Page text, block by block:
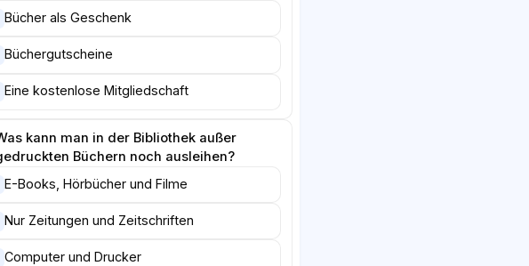
Bücher als Geschenk
Büchergutscheine
Eine kostenlose Mitgliedschaft
kann man in der Bibliothek außer
Büchern noch ausleihen?
E-Books, Hörbücher und Filme
Nur Zeitungen und Zeitschriften
Computer und Drucker